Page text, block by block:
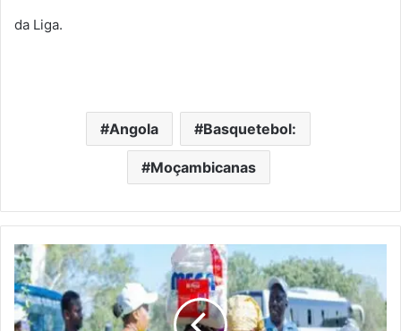
da Liga.
Angola Basquetebol:
Moçambicanas
Mais
de
quatro
mil
famílias